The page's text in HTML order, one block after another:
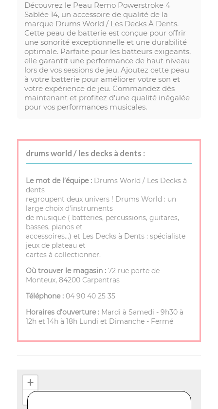
Découvrez le Peau Remo Powerstroke 4
Sablée 14, un accessoire de qualité de la
marque Drums World / Les Decks À Dents.
Cette peau de batterie est conçue pour offrir
une sonorité exceptionnelle et une durabilité
optimale. Parfaite pour les batteurs exigeants,
elle garantit une performance de haut niveau
lors de vos sessions de jeu. Ajoutez cette peau
à votre batterie pour améliorer votre son et
votre expérience de jeu. Commandez dès
maintenant et profitez d'une qualité inégalée
pour vos performances musicales.
drums world / les decks à dents :
Le mot de l’équipe : Drums World / Les Decks à
dents
regroupent deux univers ! Drums World : un
large choix d'instruments
de musique ( batteries, percussions, guitares,
basses, pianos et
accessoires…) et Les Decks à Dents : spécialiste
jeux de plateau et
cartes à collectionner.
Où trouver le magasin : 72 rue porte de
Monteux, 84200 Carpentras
Téléphone : 04 90 40 25 35
Horaires d’ouverture : Mardi à Samedi - 9h30 à
12h et 14h à 18h Lundi et Dimanche - Fermé
+
−